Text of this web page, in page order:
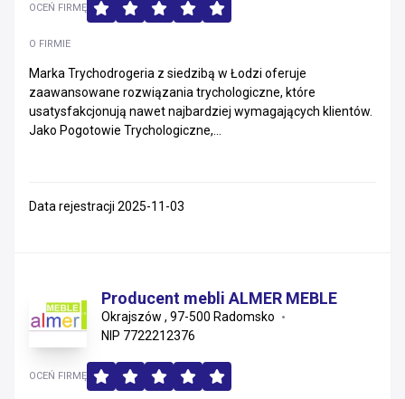
O FIRMIE
Marka Trychodrogeria z siedzibą w Łodzi oferuje
zaawansowane rozwiązania trychologiczne, które
usatysfakcjonują nawet najbardziej wymagających klientów.
Jako Pogotowie Trychologiczne,...
OCEŃ FIRMĘ
Data rejestracji 2025-11-03
Producent mebli ALMER MEBLE
Okrajszów , 97-500 Radomsko
NIP 7722212376
OCEŃ FIRMĘ